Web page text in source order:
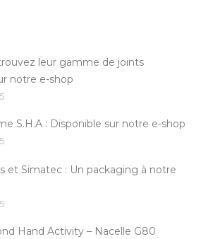
leur gamme de joints
notre e-shop
S.H.A : Disponible sur notre e-shop
et Simatec : Un packaging à notre
Hand Activity – Nacelle G80